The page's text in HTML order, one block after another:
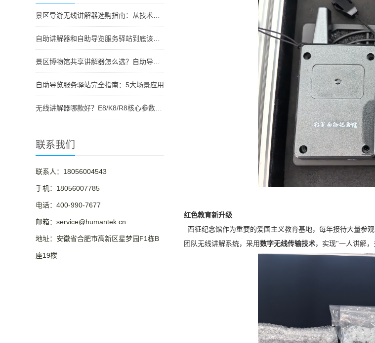
自助导览服务驿站完全指南：5大场景应用
联系我们
联系人：18056004543
手机：18056007785
电话：400-990-7677
邮箱：service@humantek.cn
地址：安徽省合肥市高新区星梦园F1栋B
座19楼
红色教育新升级
西征纪念馆作为重要的爱国主义教育基地，每年接待大量参
团队无线讲解系统，采用数字无线传输技术，实现"一人讲解